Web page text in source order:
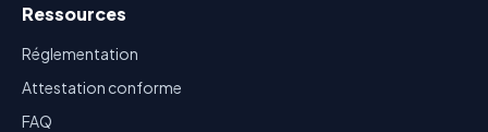
Ressources
Réglementation
Attestation conforme
FAQ